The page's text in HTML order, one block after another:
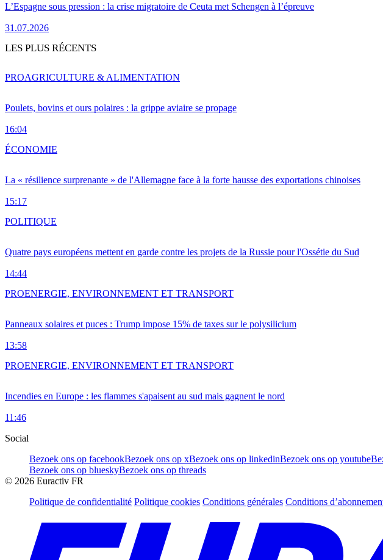
L’Espagne sous pression : la crise migratoire de Ceuta met Schengen à l’épreuve
31.07.2026
LES PLUS RÉCENTS
Poulets, bovins et ours polaires : la grippe aviaire se propage
16:04
PROAGRICULTURE & ALIMENTATION
La « résilience surprenante » de l'Allemagne face à la forte hausse des exportations chinoises
15:17
ÉCONOMIE
Quatre pays européens mettent en garde contre les projets de la Russie pour l'Ossétie du Sud
14:44
POLITIQUE
Panneaux solaires et puces : Trump impose 15% de taxes sur le polysilicium
13:58
PROENERGIE, ENVIRONNEMENT ET TRANSPORT
Incendies en Europe : les flammes s'apaisent au sud mais gagnent le nord
11:46
PROENERGIE, ENVIRONNEMENT ET TRANSPORT
Social
Bezoek ons op facebookBezoek ons op xBezoek ons op linkedinBezoek ons op youtube
Bezoek ons op blueskyBezoek ons op threads
© 2026 Euractiv FR
Politique de confidentialité Politique cookies Conditions générales Conditions